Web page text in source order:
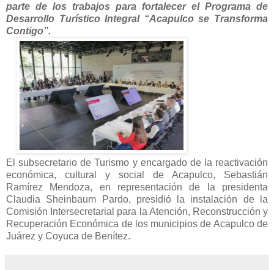
parte de los trabajos para fortalecer el Programa de
Desarrollo Turístico Integral “Acapulco se Transforma
Contigo”.
El subsecretario de Turismo y encargado de la reactivación
económica, cultural y social de Acapulco, Sebastián
Ramírez Mendoza, en representación de la presidenta
Claudia Sheinbaum Pardo, presidió la instalación de la
Comisión Intersecretarial para la Atención, Reconstrucción y
Recuperación Económica de los municipios de Acapulco de
Juárez y Coyuca de Benítez.